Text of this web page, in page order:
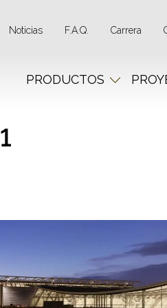
Noticias F.A.Q. Carrera
PRODUCTOS